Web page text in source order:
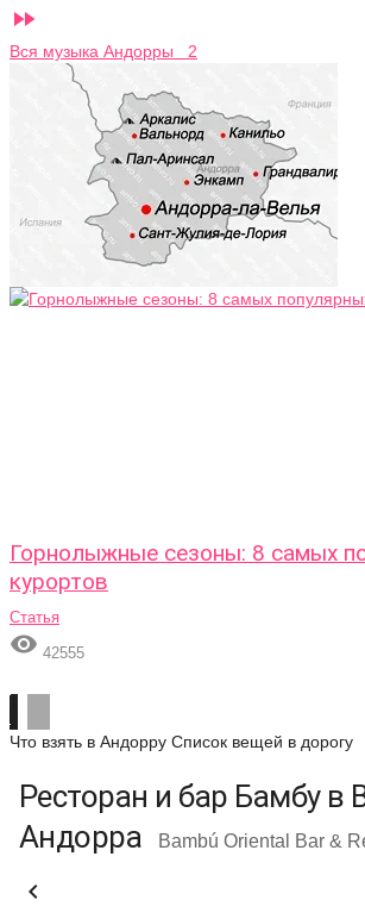

Вся музыка Андорры 2
Горнолыжные сезоны: 8 самых
курортов
Статья
 42555
Что взять в Андорру Список вещей в дорогу
Ресторан и бар Бамбу в
Андорра
Bambú Oriental Bar &
